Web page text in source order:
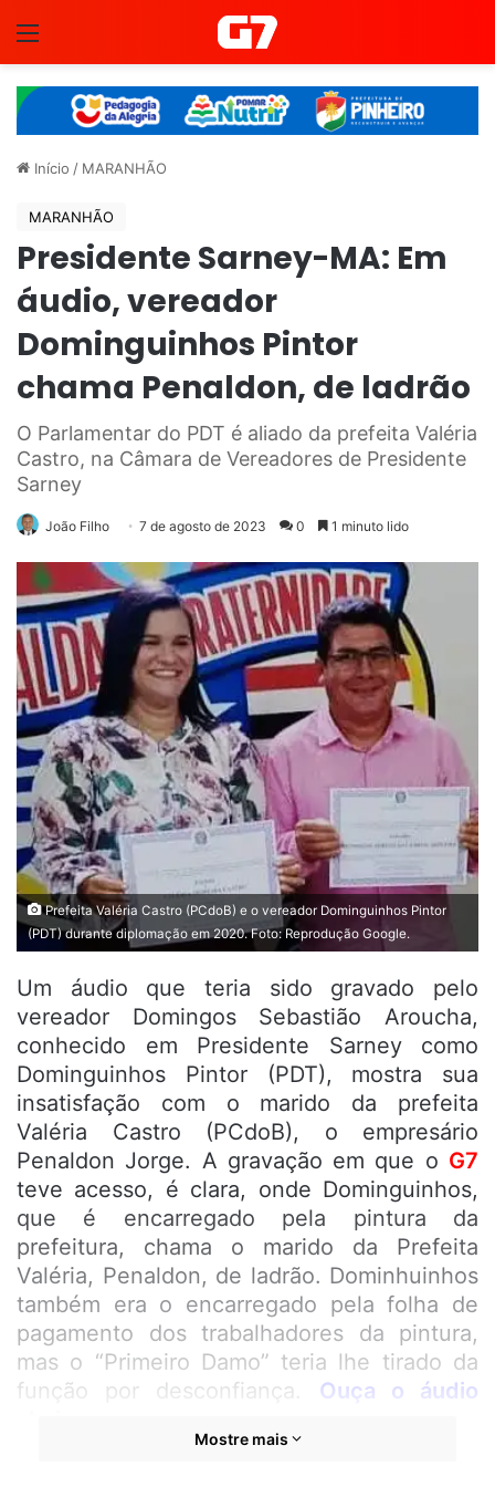
Início / MARANHÃO
MARANHÃO
Presidente Sarney-MA: Em
áudio, vereador
Dominguinhos Pintor
chama Penaldon, de ladrão
O Parlamentar do PDT é aliado da prefeita Valéria
Castro, na Câmara de Vereadores de Presidente
Sarney
João Filho 7 de agosto de 2023 0 1 minuto lido
Prefeita Valéria Castro (PCdoB) e o vereador Dominguinhos Pintor
(PDT) durante diplomação em 2020. Foto: Reprodução Google.
Um áudio que teria sido gravado pelo
vereador Domingos Sebastião Aroucha,
conhecido em Presidente Sarney como
Dominguinhos Pintor (PDT), mostra sua
insatisfação com o marido da prefeita
Valéria Castro (PCdoB), o empresário
Penaldon Jorge. A gravação em que o G7
teve acesso, é clara, onde Dominguinhos,
que é encarregado pela pintura da
prefeitura, chama o marido da Prefeita
Valéria, Penaldon, de ladrão. Dominhuinhos
também era o encarregado pela folha de
pagamento dos trabalhadores da pintura,
mas o “Primeiro Damo” teria lhe tirado da
função por desconfiança. Ouça o áudio
Mostre mais